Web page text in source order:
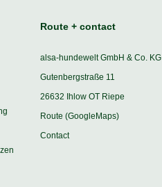
Route + contact
alsa-hundewelt GmbH & Co. KG
Gutenbergstraße 11
26632 Ihlow OT Riepe
Route (GoogleMaps)
Contact